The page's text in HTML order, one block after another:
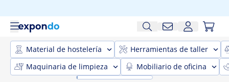
Material de hostelería
Herramientas de taller
Maquinaria de limpieza
Mobiliario de oficina